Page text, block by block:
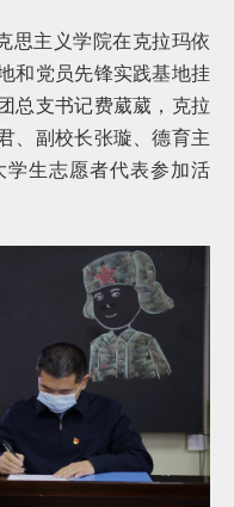
思主义学院在克拉玛依
和党员先锋实践基地挂
总支书记费葳葳，克拉
、副校长张璇、德育主
生志愿者代表参加活